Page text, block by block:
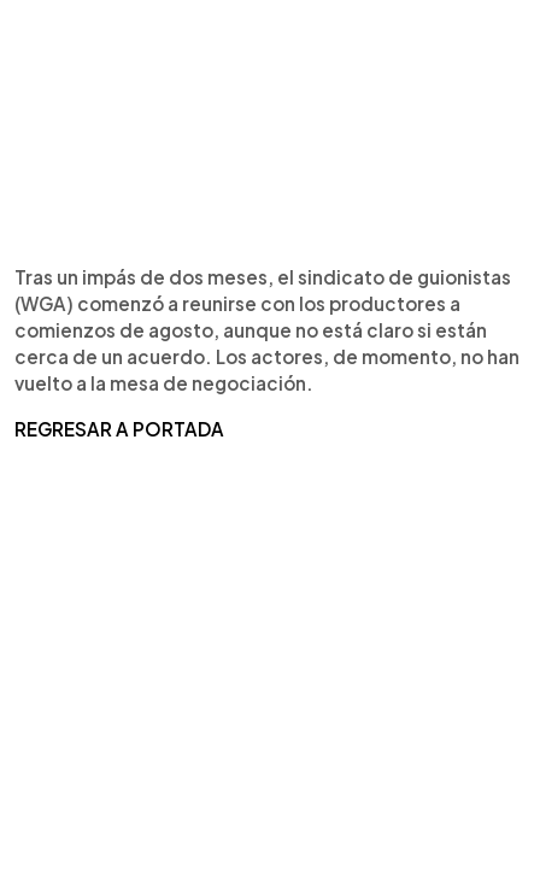
Tras un impás de dos meses, el sindicato de guionistas
(WGA) comenzó a reunirse con los productores a
comienzos de agosto, aunque no está claro si están
cerca de un acuerdo. Los actores, de momento, no han
vuelto a la mesa de negociación.
REGRESAR A PORTADA